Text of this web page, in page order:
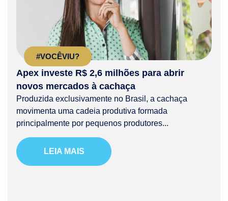
#VOCÊVIU?
Apex investe R$ 2,6 milhões para abrir
novos mercados à cachaça
Produzida exclusivamente no Brasil, a cachaça
movimenta uma cadeia produtiva formada
principalmente por pequenos produtores...
LEIA MAIS